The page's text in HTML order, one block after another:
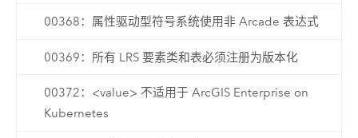
00368：属性驱动型符号系统使用非 Arcade 表达式
00369：所有 LRS 要素类和表必须注册为版本化
00372：<value> 不适用于 ArcGIS Enterprise on
Kubernetes